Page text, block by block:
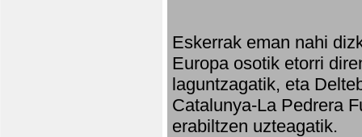
Eskerrak eman nahi
Europa osotik etorri
laguntzagatik, eta
Catalunya-La Pedrera
erabiltzen uzteagatik.